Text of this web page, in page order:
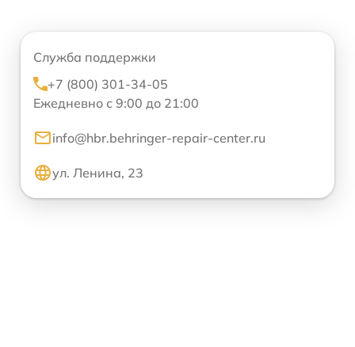
Служба поддержки
+7 (800) 301-34-05
Ежедневно с 9:00 до 21:00
info@hbr.behringer-repair-center.ru
ул. Ленина, 23